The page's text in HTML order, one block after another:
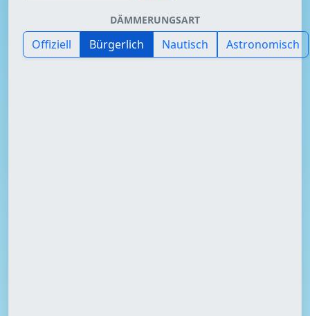
DÄMMERUNGSART
Offiziell Bürgerlich Nautisch Astronomisch